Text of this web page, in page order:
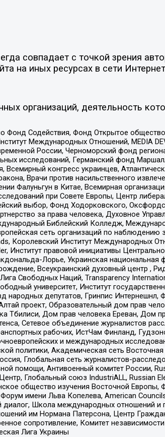
совпадает с точкой зрения
на иных ресурсах в сети
организаций, деятельность
Содействия, Фонд Открытое
Международных Отношений, MEDIA
России, Черноморский фонд
исследований, Германский фонд
конгресс украинцев,
Врачи против насильственного
Фалуньгун в Китае, Всемирная
при Совете Европы, Центр
выбор, Фонд Ходорковского,
за права человека, Духовное
Библейский Колледж,
сеть организаций по
Королевский Институт Международных
Институт правовой инициативы
Лорье, Украинская
Всеукраинский духовный центр ,
Свободных Наций, Transparеncy
университет, Институт
депутатов, Гринпис Интернешнл,
проект, Образовательный дом прав
Тбилиси, Дом прав человека Ереван, Дом
Сетевое объединение журналистов
рабочих, ИстЧам Финланд,
и международных
политики, Академическая сеть
Глобальная сеть журналистов-
помощи, Антивоенный комитет России,
Глобальный союз IndustriALL, Russian
общество изучения Восточной Европы,
имени Льва Копелева, American
Школа международных отношений и
им Нормана Патерсона, Центр
сопротивление, Комитет
Лига Украины